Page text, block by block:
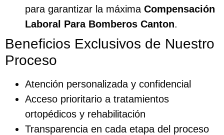
para garantizar la máxima Compensación
Laboral Para Bomberos Canton.
Beneficios Exclusivos de Nuestro
Proceso
Atención personalizada y confidencial
Acceso prioritario a tratamientos
ortopédicos y rehabilitación
Transparencia en cada etapa del proceso